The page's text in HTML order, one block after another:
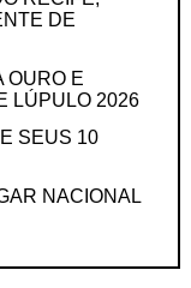
DE
OURO E
LÚPULO 2026
SEUS 10
NACIONAL